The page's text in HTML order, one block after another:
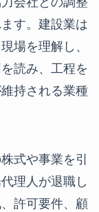
す。建設業は
場を理解し、
読み、工程を
持される業種
式や事業を引
理人が退職し
許可要件、顧